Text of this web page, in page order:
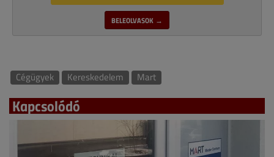
BELEOLVASOK →
Cégügyek Kereskedelem Mart
Kapcsolódó